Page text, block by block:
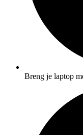
Breng je laptop